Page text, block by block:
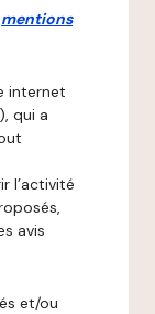
mentions
internet
qui a
l’activité
avis
et/ou